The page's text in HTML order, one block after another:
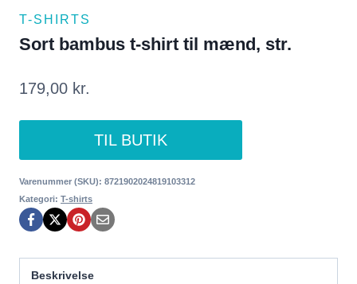
T-SHIRTS
Sort bambus t-shirt til mænd, str.
179,00 kr.
TIL BUTIK
Varenummer (SKU): 8721902024819103312
Kategori: T-shirts
Beskrivelse